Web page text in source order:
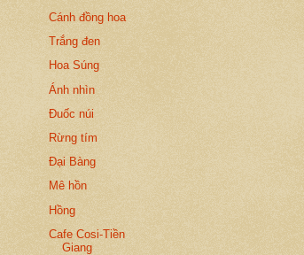
Cánh đồng hoa
Trắng đen
Hoa Súng
Ánh nhìn
Đuốc núi
Rừng tím
Đại Bàng
Mê hồn
Hồng
Cafe Cosi-Tiền
Giang